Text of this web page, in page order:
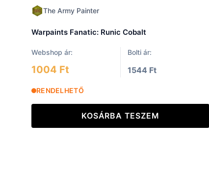
The Army Painter
Warpaints Fanatic: Runic Cobalt
Webshop ár: Bolti ár:
1004 Ft 1544 Ft
RENDELHETŐ
KOSÁRBA TESZEM